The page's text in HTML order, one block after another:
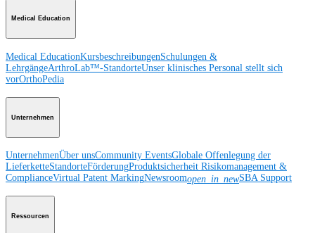
Medical Education
Medical EducationKursbeschreibungenSchulungen &
LehrgängeArthroLab™-StandorteUnser klinisches Personal stellt sich
vorOrthoPedia
Unternehmen
UnternehmenÜber unsCommunity EventsGlobale Offenlegung der
LieferketteStandorteFörderungProduktsicherheit Risikomanagement &
ComplianceVirtual Patent MarkingNewsroomopen_in_newSBA Support
Ressourcen